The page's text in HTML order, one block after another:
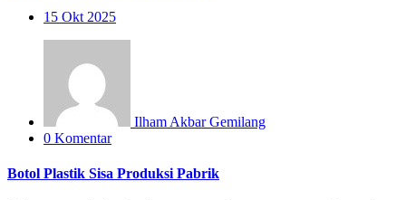
15 Okt 2025
Ilham Akbar Gemilang
0 Komentar
Botol Plastik Sisa Produksi Pabrik